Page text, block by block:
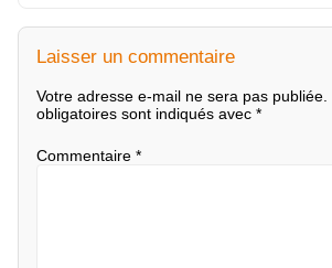
Laisser un commentaire
Votre adresse e-mail ne sera pas publiée.
obligatoires sont indiqués avec *
Commentaire *